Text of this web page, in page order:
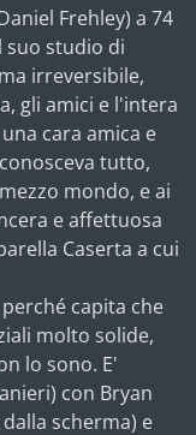
Frehley) a 74
suo studio di
irreversibile,
gli amici e l'intera
cara amica e
tutto,
mondo, e ai
e affettuosa
Caserta a cui
capita che
molto solide,
lo sono. E'
con Bryan
scherma) e